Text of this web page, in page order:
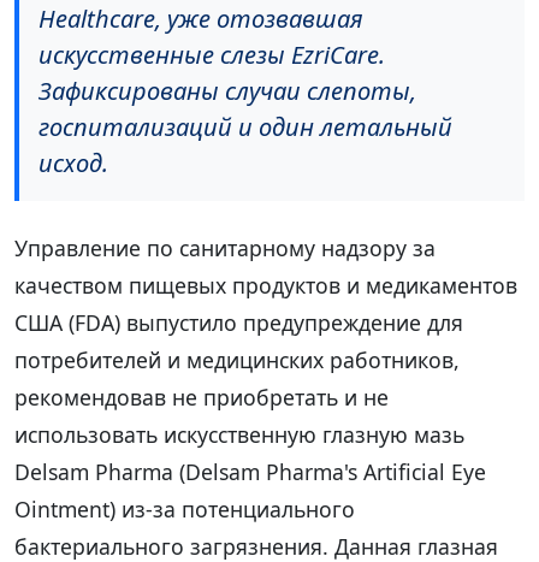
Healthcare, уже отозвавшая
искусственные слезы EzriCare.
Зафиксированы случаи слепоты,
госпитализаций и один летальный
исход.
Управление по санитарному надзору за
качеством пищевых продуктов и медикаментов
США (FDA) выпустило предупреждение для
потребителей и медицинских работников,
рекомендовав не приобретать и не
использовать искусственную глазную мазь
Delsam Pharma (Delsam Pharma's Artificial Eye
Ointment) из-за потенциального
бактериального загрязнения. Данная глазная